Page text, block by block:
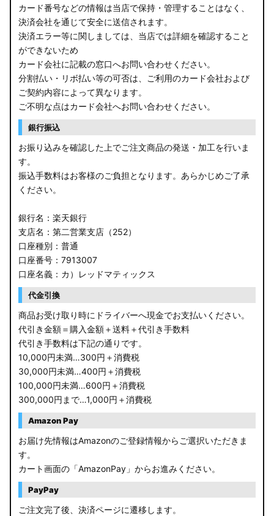
カード番号などの情報は当店で保持・管理することはなく、
決済会社を通じて安全に送信されます。
決済エラー等に関しましては、当店では詳細を確認すること
ができないため
カード会社に記載の窓口へお問い合わせください。
分割払い・リボ払い等の可否は、ご利用のカード会社および
ご契約内容によって異なります。
ご不明な点はカード会社へお問い合わせください。
銀行振込
お振り込みを確認した上でご注文商品の発送・加工を行いま
す。
振込手数料はお客様のご負担となります。あらかじめご了承
ください。
銀行名：楽天銀行
支店名：第二営業支店（252）
口座種別：普通
口座番号：7913007
口座名義：カ）レッドマティックス
代金引換
商品お受け取り時にドライバーへ現金でお支払いください。
代引き金額＝購入金額＋送料＋代引き手数料
代引き手数料は下記の通りです。
10,000円未満…300円＋消費税
30,000円未満…400円＋消費税
100,000円未満…600円＋消費税
300,000円まで…1,000円＋消費税
Amazon Pay
お届け先情報はAmazonのご登録情報からご選択いただきま
す。
カート画面の「AmazonPay」からお進みください。
PayPay
ご注文完了後、決済ページに遷移します。